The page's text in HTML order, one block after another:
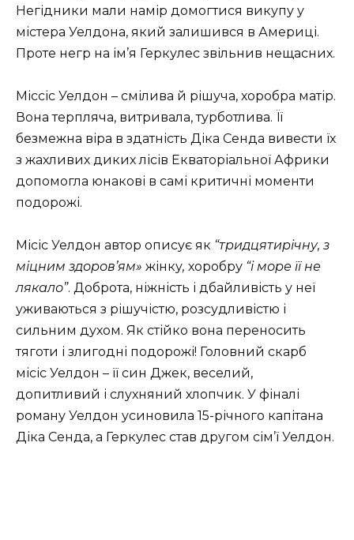
Негідники мали намір домогтися викупу у
містера Уелдона, який залишився в Америці.
Проте негр на ім’я Геркулес звільнив нещасних.
Міссіс Уелдон – смілива й рішуча, хоробра матір.
Вона терпляча, витривала, турботлива. Її
безмежна віра в здатність Діка Сенда вивести їх
з жахливих диких лісів Екваторіальної Африки
допомогла юнакові в самі критичні моменти
подорожі.
Місіс Уелдон автор описує як “тридцятирічну, з
міцним здоров’ям» жінку, хоробру “і море її не
лякало”. Доброта, ніжність і дбайливість у неї
уживаються з рішучістю, розсудливістю і
сильним духом. Як стійко вона переносить
тяготи і злигодні подорожі! Головний скарб
місіс Уелдон – її син Джек, веселий,
допитливий і слухняний хлопчик. У фіналі
роману Уелдон усиновила 15-річного капітана
Діка Сенда, а Геркулес став другом сім’ї Уелдон.